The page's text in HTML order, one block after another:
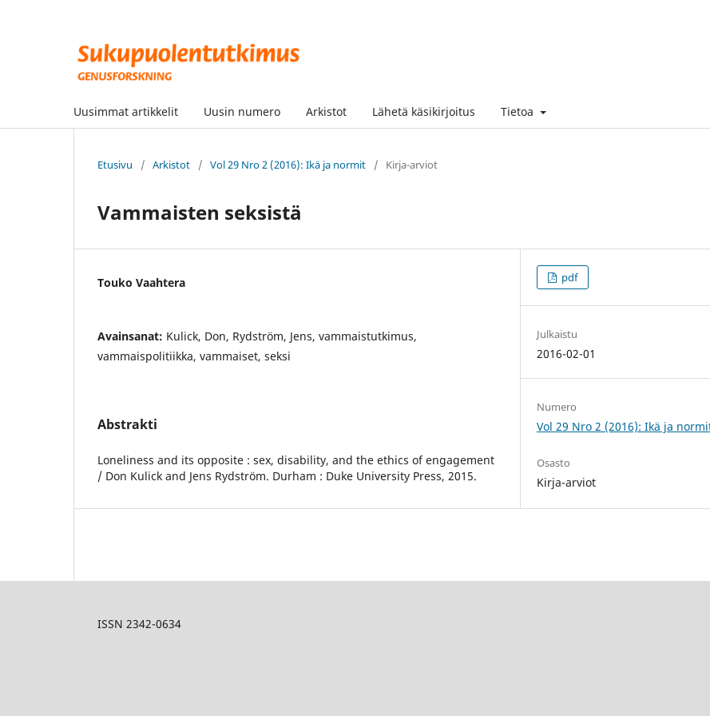
Uusimmat artikkelit Uusin numero Arkistot Lähetä käsikirjoitus Tietoa
Etusivu / Arkistot / Vol 29 Nro 2 (2016): Ikä ja normit / Kirja-arviot
Vammaisten seksistä
Touko Vaahtera
Avainsanat: Kulick, Don, Rydström, Jens, vammaistutkimus,
vammaispolitiikka, vammaiset, seksi
Abstrakti
Loneliness and its opposite : sex, disability, and the ethics of engagement
/ Don Kulick and Jens Rydström. Durham : Duke University Press, 2015.
pdf
Julkaistu
2016-02-01
Numero
Vol 29 Nro 2 (2016): Ikä ja
Osasto
Kirja-arviot
ISSN 2342-0634